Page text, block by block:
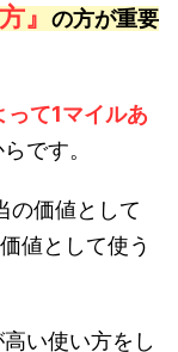
』 の方が重要
て1マイルあ
です。
の価値として
値として使う
い使い方をし